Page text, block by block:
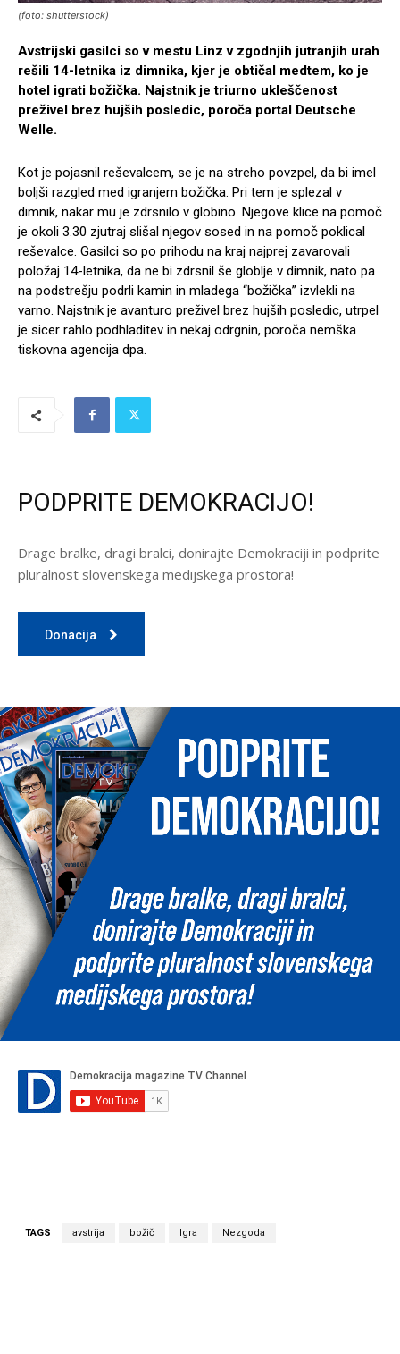
(foto: shutterstock)
Avstrijski gasilci so v mestu Linz v zgodnjih jutranjih urah
rešili 14-letnika iz dimnika, kjer je obtičal medtem, ko je
hotel igrati božička. Najstnik je triurno ukleščenost
preživel brez hujših posledic, poroča portal Deutsche
Welle.
Kot je pojasnil reševalcem, se je na streho povzpel, da bi imel
boljši razgled med igranjem božička. Pri tem je splezal v
dimnik, nakar mu je zdrsnilo v globino. Njegove klice na pomoč
je okoli 3.30 zjutraj slišal njegov sosed in na pomoč poklical
reševalce. Gasilci so po prihodu na kraj najprej zavarovali
položaj 14-letnika, da ne bi zdrsnil še globlje v dimnik, nato pa
na podstrešju podrli kamin in mladega “božička” izvlekli na
varno. Najstnik je avanturo preživel brez hujših posledic, utrpel
je sicer rahlo podhladitev in nekaj odrgnin, poroča nemška
tiskovna agencija dpa.
PODPRITE DEMOKRACIJO!
Drage bralke, dragi bralci, donirajte Demokraciji in podprite
pluralnost slovenskega medijskega prostora!
Donacija
TAGS avstrija božič Igra Nezgoda